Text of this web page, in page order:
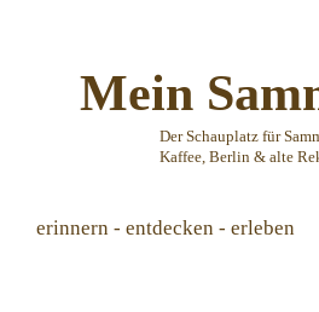
Mein
Der Schauplatz für
Kaffee, Berlin & alte
erinnern - entdecken - erleben